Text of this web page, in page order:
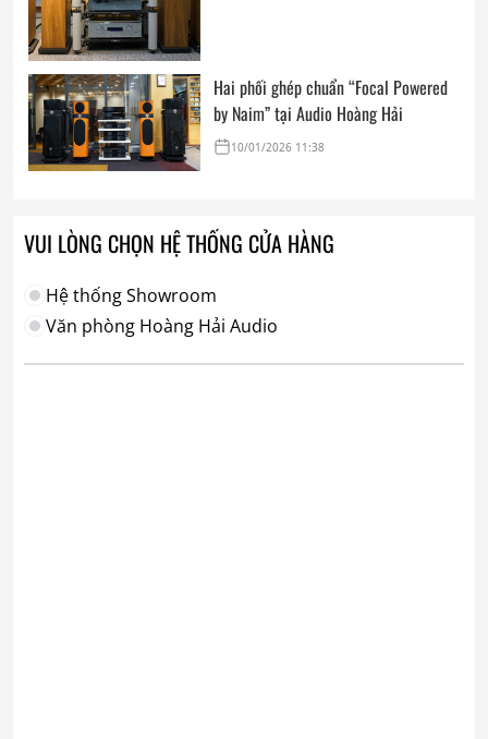
Hai phối ghép chuẩn “Focal Powered
by Naim” tại Audio Hoàng Hải
10/01/2026 11:38
VUI LÒNG CHỌN HỆ THỐNG CỬA HÀNG
Hệ thống Showroom
Văn phòng Hoàng Hải Audio